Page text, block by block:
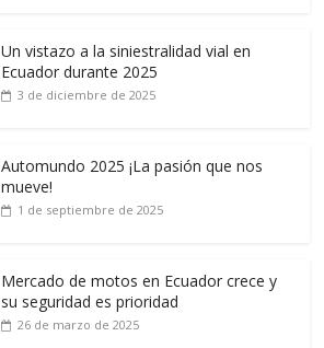
Un vistazo a la siniestralidad vial en
Ecuador durante 2025
3 de diciembre de 2025
Automundo 2025 ¡La pasión que nos
mueve!
1 de septiembre de 2025
Mercado de motos en Ecuador crece y
su seguridad es prioridad
26 de marzo de 2025